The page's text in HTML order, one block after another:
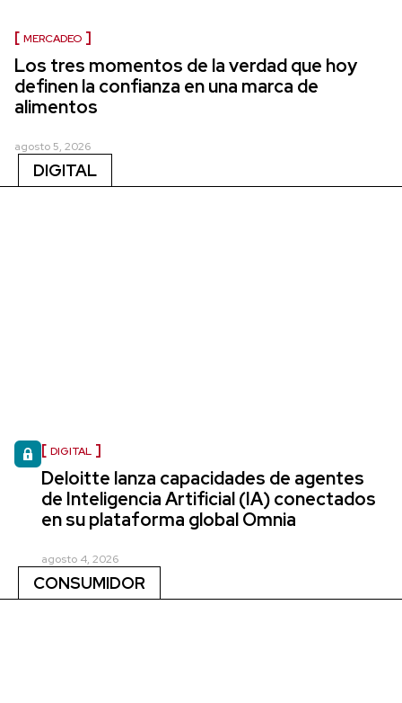
MERCADEO
Los tres momentos de la verdad que hoy
definen la confianza en una marca de
alimentos
agosto 5, 2026
DIGITAL
DIGITAL
Deloitte lanza capacidades de agentes
de Inteligencia Artificial (IA) conectados
en su plataforma global Omnia
agosto 4, 2026
CONSUMIDOR